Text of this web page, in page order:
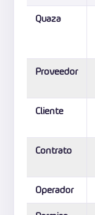
Quaza
Proveedor
Cliente
Contrato
Operador